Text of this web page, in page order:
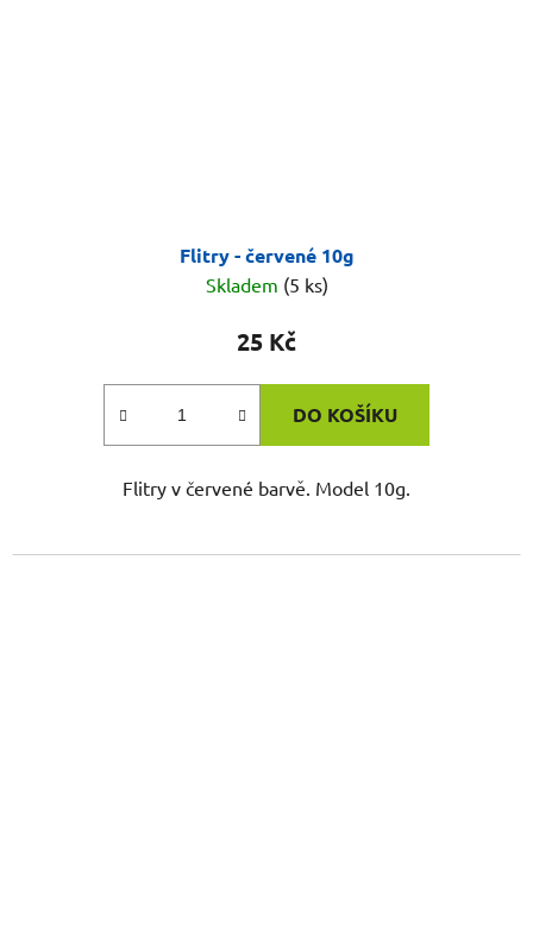
Flitry - červené 10g
Skladem (5 ks)
25 Kč
DO KOŠÍKU
Flitry v červené barvě. Model 10g.